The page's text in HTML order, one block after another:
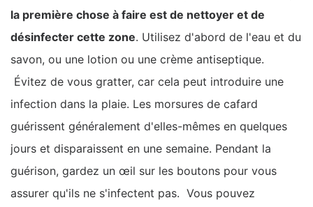
la première chose à faire est de nettoyer et de
désinfecter cette zone. Utilisez d'abord de l'eau et du
savon, ou une lotion ou une crème antiseptique.
Évitez de vous gratter, car cela peut introduire une
infection dans la plaie. Les morsures de cafard
guérissent généralement d'elles-mêmes en quelques
jours et disparaissent en une semaine. Pendant la
guérison, gardez un œil sur les boutons pour vous
assurer qu'ils ne s'infectent pas. Vous pouvez